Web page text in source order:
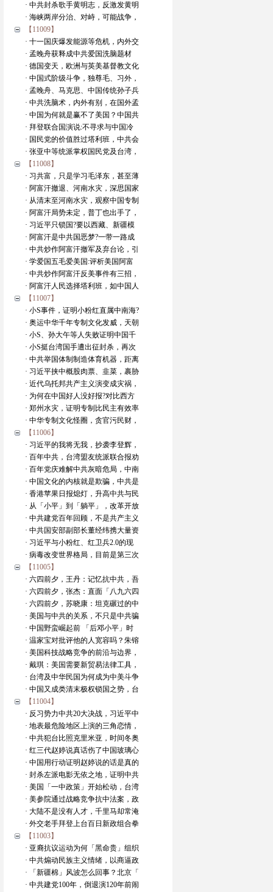
· 中共封杀歌手黄明志，反激发黄明
· 海峡两岸分治、对峙，可能战争，
【11009】
· 十一国庆爆发能源等危机，内外交
· 孟晚舟获释成中共爱国洗脑题材
· 德国变天，欧洲与英美基督教文化
· 中国式阶级斗争，独尊毛、习外，
· 孟晚舟、马克思、中国传统孙子兵
· 中共洗脑术，内外有别，在国外孟
· 中国为何就是赢不了美国？中国共
· 拜登联合国演说:不寻求与中国冷
· 国民党的价值胜过塔利班，中共会
· 张亚中等统派掌权国民党及台湾，
【11008】
· 习共富，只是学习毛泽东，甚至薄
· 阿富汗撤退、河南水灾，深思国家
· 从清末至河南水灾，观察中国专制
· 阿富汗局势未定，普丁也出手了，
· 习近平只锁国?要以西藏、新疆模
· 阿富汗是中共国恶梦?一带一路成
· 中共炒作阿富汗撤军及弃台论，引
· 学爱国五毛爱美国:评析美国阿富
· 中共炒作阿富汗反美事件有三招，
· 阿富汗人民选择塔利班，如中国人
【11007】
· 小S事件，证明小粉红直属中南海?
· 奥运中华千年专制文化发威，天朝
· 小S、孙大午等人失败证明中国千
· 小S挺台湾国手遭出征封杀，再次
· 中共举国体制制造体育机器，距离
· 习近平挟中概股肉票、韭菜，裹胁
· 近代乌托邦共产主义演变成灾祸，
· 为何在中国好人没好报?对比西方
· 郑州水灾，证明专制比民主有效率
· 中华专制文化怪圈，贪官污民财，
【11006】
· 习近平的我将无我，抄袭李登辉，
· 百年中共，台湾盟友统派联合报劝
· 百年党庆难解中共灰暗危局，中南
· 中国文化的内核就是欺骗，中共是
· 香港苹果日报熄灯，升高中共与民
· 从「小平」到「躺平」，改革开放
· 中共建党百年回顾，不是共产主义
· 中共国安部副部长董经纬携大量资
· 习近平与小粉红、红卫兵2.0的现
· 病毒改变世界格局，目前是第三次
【11005】
· 六四前夕，王丹：记忆抗中共，吾
· 六四前夕，张杰：直面「八九六四
· 六四前夕，苏晓康：坦克碾过的中
· 美国与中共的关系，不只是中共骗
· 中国野蛮崛起前 「后邓小平」时
· 温家宝对批评他的人宽容吗？朱镕
· 美国科技战略竞争的前沿与边界，
· 戴琪：美国需要新贸易法律工具，
· 台湾及中华民国为何成为中美斗争
· 中国又成类清末极权锁国之势，台
【11004】
· 反习势力中共20大决战，习近平中
· 地表最危险地区上演的三角恋情，
· 中共犯台比照克里米亚，时间冬奥
· 红三代赵婷说真话伤了中国玻璃心
· 中国用行动证明赵婷说的话是真的
· 封杀左派电影无依之地，证明中共
· 美国「一中政策」开始松动，台湾
· 美参院通过战略竞争抗中法案，政
· 大陆不是没有人才，千里马却常淹
· 外交老手拜登上台百日新政组合拳
【11003】
· 亚裔抗议运动为何「黑命贵」组织
· 中共煽动民族主义情绪，以商逼政
· 「新疆棉」风波怎么回事？北京「
· 中共建党100年，倒退演120年前闹